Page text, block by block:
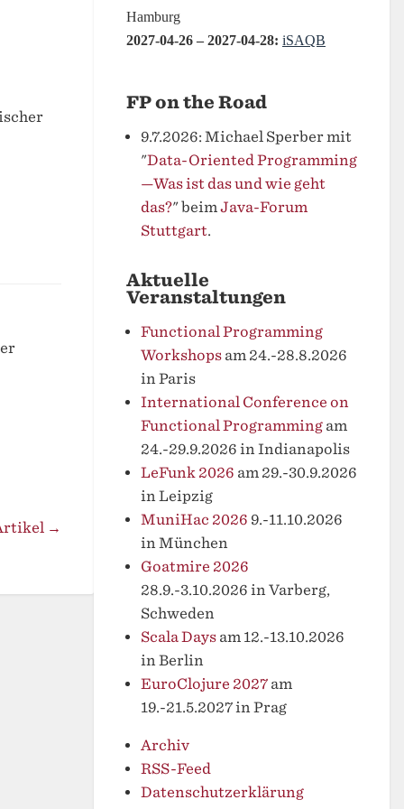
→
FP on the Road
9.7.2026: Michael Sperber mit
"Data-Oriented Programming
—Was ist das und wie geht
das?" beimJava-Forum
Stuttgart.
Aktuelle
Veranstaltungen
Functional Programming
Workshops am 24.-28.8.2026
in Paris
International Conference on
Functional Programming am
24.-29.9.2026 in Indianapolis
LeFunk 2026 am 29.-30.9.2026
in Leipzig
MuniHac 2026 9.-11.10.2026
in München
Goatmire 2026
28.9.-3.10.2026 in Varberg,
Schweden
Scala Days am 12.-13.10.2026
in Berlin
EuroClojure 2027 am
19.-21.5.2027 in Prag
Archiv
RSS-Feed
Datenschutzerklärung